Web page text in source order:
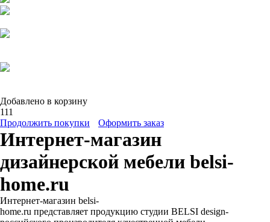
Добавлено в корзину
111
Продолжить покупки
Оформить заказ
Интернет-магазин
дизайнерской мебели belsi-
home.ru
Интернет‑магазин belsi-
home.ru представляет продукцию студии BELSI design-